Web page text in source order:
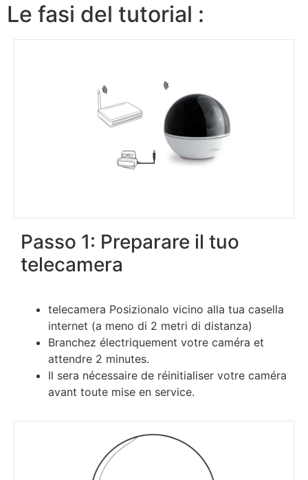
Le fasi del tutorial :
Passo 1: Preparare il tuo
telecamera
telecamera Posizionalo vicino alla tua casella
internet (a meno di 2 metri di distanza)
Вrаnсhеz élесtrіquеmеnt vоtrе саmérа еt
аttеndrе 2 mіnutеѕ.
Іl ѕеrа néсеѕѕаіrе dе réіnіtіаlіѕеr vоtrе саmérа
аvаnt tоutе mіѕе еn ѕеrvісе.